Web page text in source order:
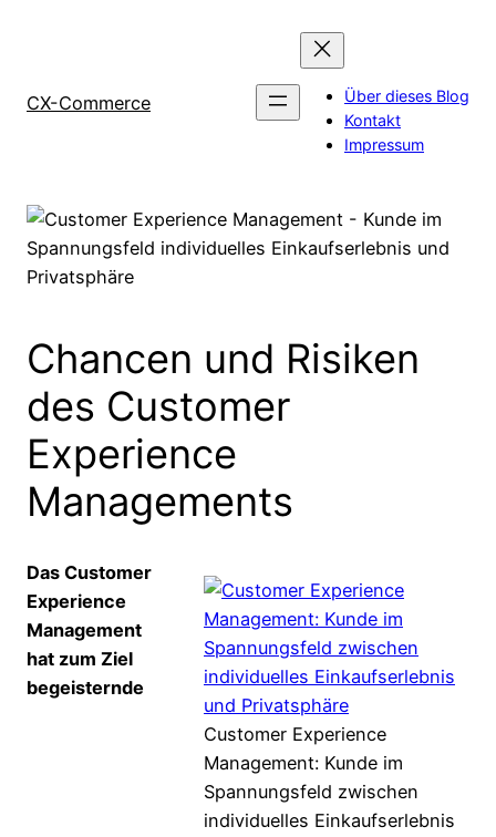
CX-Commerce
Über dieses Blog
Kontakt
Impressum
Chancen und Risiken
des Customer
Experience
Managements
Customer Experience
Management: Kunde im
Spannungsfeld zwischen
individuelles Einkaufserlebnis
Das Customer
Experience
Management
hat zum Ziel
begeisternde